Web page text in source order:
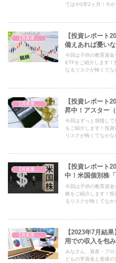
てはや1年2ヶ月！今
【投資レポート
備えあれば憂い
今回は子供の教育資
ETFをご紹介します！
なるリスクが怖くてな
【投資レポート
昇中！アスター（
今回はずっと我慢して
をご紹介します！投
リスクが怖くてなかな
【投資レポート
中！米国個別株「
今回は子供の教育資
株をご紹介します！
るリスクが怖くてなか
【2023年7月結
用での収入を包
みなさん、資産・ブ
どもの学資金と老後